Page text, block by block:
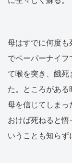
母はすでに何度も
でペーパーナイフ
て喉を突き、餓死
た。ところがある
母を信じてしまっ
おけば死ねると悟
いうことも知らず